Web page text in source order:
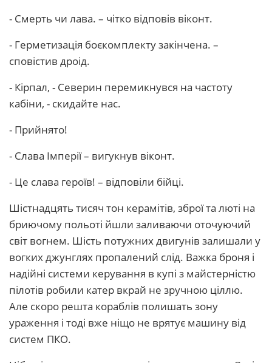
- Смерть чи лава. – чітко відповів віконт.
- Герметизація боєкомплекту закінчена. –
сповістив дроід.
- Кірпал, - Северин перемикнувся на частоту
кабіни, - скидайте нас.
- Прийнято!
- Слава Імперії – вигукнув віконт.
- Це слава героїв! – відповіли бійці.
Шістнадцять тисяч тон керамітів, зброї та люті на
бриючому польоті йшли заливаючи оточуючий
світ вогнем. Шість потужних двигунів залишали у
вогких джунглях пропалений слід. Важка броня і
надійні системи керування в купі з майстерністю
пілотів робили катер вкрай не зручною ціллю.
Але скоро решта кораблів полишать зону
ураження і тоді вже ніщо не врятує машину від
систем ПКО.